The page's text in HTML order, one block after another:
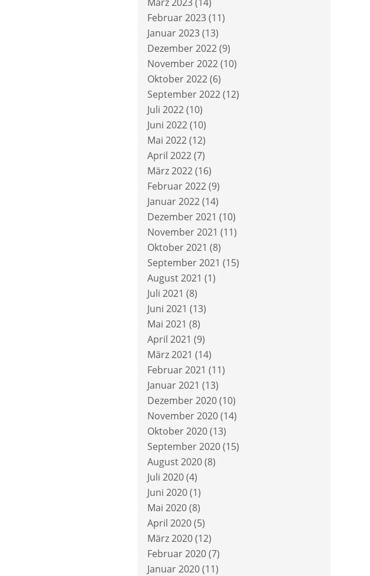
Februar 2023(11)
Januar 2023(13)
Dezember 2022(9)
November 2022(10)
Oktober 2022(6)
September 2022(12)
Juli 2022(10)
Juni 2022(10)
Mai 2022(12)
April 2022(7)
März 2022(16)
Februar 2022(9)
Januar 2022(14)
Dezember 2021 (10)
November 2021 (11)
Oktober 2021 (8)
September 2021 (15)
August 2021 (1)
Juli 2021 (8)
Juni 2021 (13)
Mai 2021 (8)
April 2021 (9)
März 2021 (14)
Februar 2021 (11)
Januar 2021 (13)
Dezember 2020(10)
November 2020(14)
Oktober 2020(13)
September 2020(15)
August 2020(8)
Juli 2020(4)
Juni 2020(1)
Mai 2020(8)
April 2020(5)
März 2020(12)
Februar 2020(7)
Januar 2020(11)